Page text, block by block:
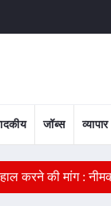
जॉब्स व्यापार
करने की मांग :